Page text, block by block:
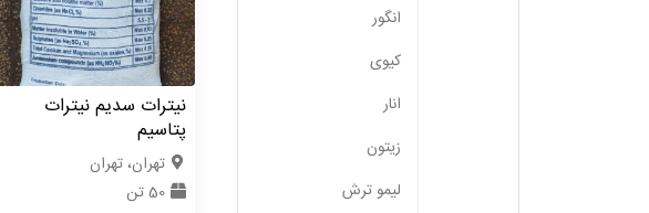
نیترات سدیم نیترات
پتاسیم
تهران، تهران
50 تن
انگور
کیوی
انار
زیتون
لیمو ترش